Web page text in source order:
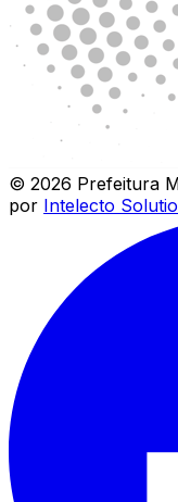
© 2026 Prefeitura
por Intelecto